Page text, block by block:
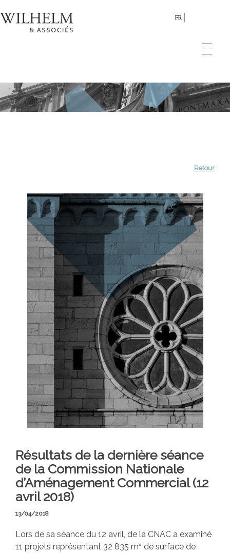
FR
Retour
Résultats de la dernière séance
de la Commission Nationale
d’Aménagement Commercial (12
avril 2018)
13/04/2018
Lors de sa séance du 12 avril, de la CNAC a examiné
11 projets représentant 32 835 m² de surface de